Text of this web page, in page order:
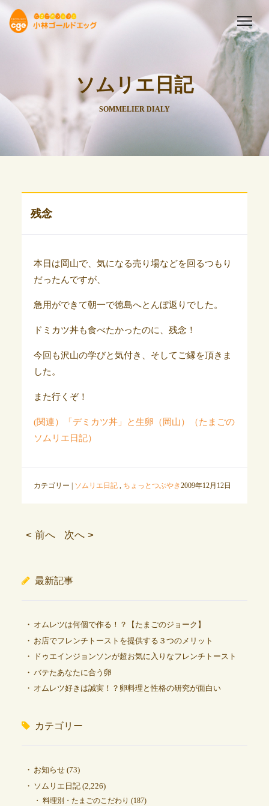
ソムリエ日記
SOMMELIER DIALY
残念
本日は岡山で、気になる売り場などを回るつもり
だったんですが、
急用ができて朝一で徳島へとんぼ返りでした。
ドミカツ丼も食べたかったのに、残念！
今回も沢山の学びと気付き、そしてご縁を頂きま
した。
また行くぞ！
(関連）「デミカツ丼」と生卵（岡山）（たまごの
ソムリエ日記）
カテゴリー | ソムリエ日記, ちょっとつぶやき2009年12月12日
< 前へ 次へ >
最新記事
オムレツは何個で作る！？【たまごのジョーク】
お店でフレンチトーストを提供する３つのメリット
ドゥエインジョンソンが超お気に入りなフレンチトースト
バテたあなたに合う卵
オムレツ好きは誠実！？卵料理と性格の研究が面白い
カテゴリー
お知らせ(73)
ソムリエ日記(2,226)
料理別・たまごのこだわり (187)